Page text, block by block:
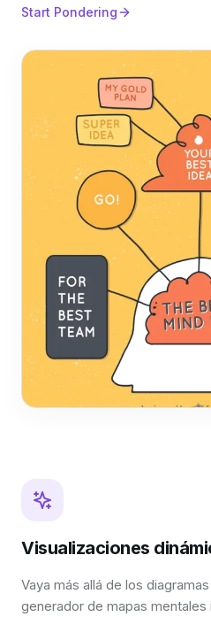
Start Pondering
Visualizaciones
Vaya más allá de los
generador de mapas